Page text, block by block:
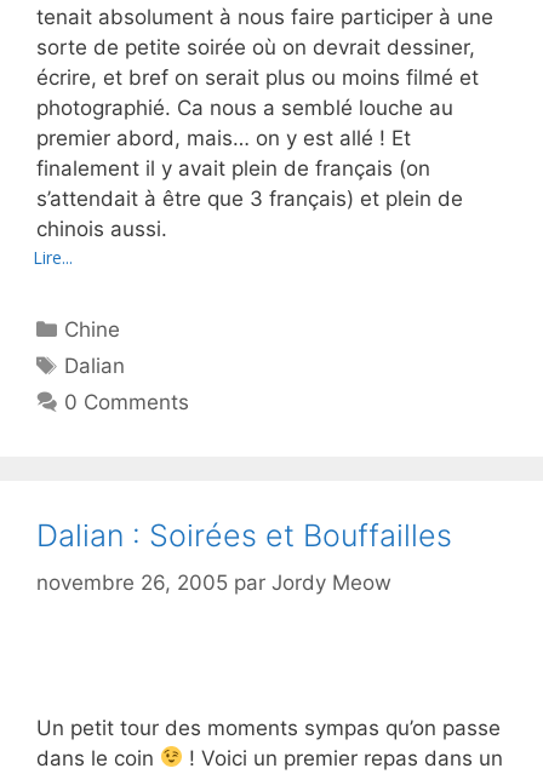
tenait absolument à nous faire participer à une
sorte de petite soirée où on devrait dessiner,
écrire, et bref on serait plus ou moins filmé et
photographié. Ca nous a semblé louche au
premier abord, mais… on y est allé ! Et
finalement il y avait plein de français (on
s’attendait à être que 3 français) et plein de
chinois aussi.
Lire...
Catégories
Chine
Étiquettes
Dalian
0 Comments
Dalian : Soirées et Bouffailles
novembre 26, 2005 par Jordy Meow
Un petit tour des moments sympas qu’on passe
dans le coin
! Voici un premier repas dans un